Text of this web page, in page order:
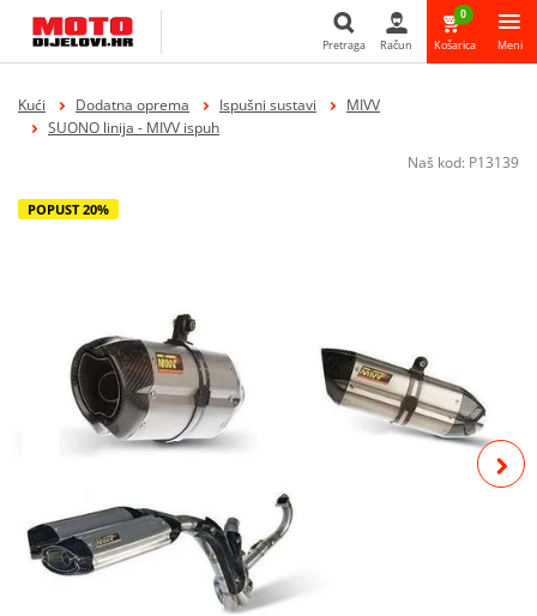
Pretraga Račun
0
Košarica Meni
Kući Dodatna oprema Ispušni sustavi
MIVV
SUONO linija - MIVV ispuh
Naš kod: P13139
POPUST 20%